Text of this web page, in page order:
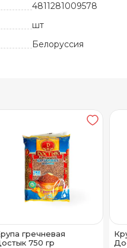
4811281009578
шт
Белоруссия
ТМ Пастораль
Целлофан
гречневая
750 гр